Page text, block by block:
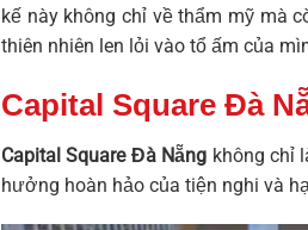
kế này không chỉ về thẩm mỹ mà
thiên nhiên len lỏi vào tổ ấm của
Capital Square Đà
Capital Square Đà Nẵng không chỉ
hưởng hoàn hảo của tiện nghi và